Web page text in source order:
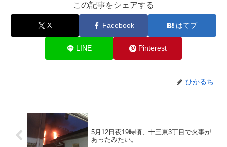
この記事をシェアする
X Facebook はてブ
LINE Pinterest
ひかるち
5月12日夜19時頃、十三東3丁目で火事が
あったみたい。